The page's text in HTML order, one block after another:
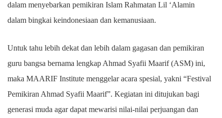
dalam menyebarkan pemikiran Islam Rahmatan Lil ‘Alamin
dalam bingkai keindonesiaan dan kemanusiaan.
Untuk tahu lebih dekat dan lebih dalam gagasan dan pemikiran
guru bangsa bernama lengkap Ahmad Syafii Maarif (ASM) ini,
maka MAARIF Institute menggelar acara spesial, yakni “Festival
Pemikiran Ahmad Syafii Maarif”. Kegiatan ini ditujukan bagi
generasi muda agar dapat mewarisi nilai-nilai perjuangan dan